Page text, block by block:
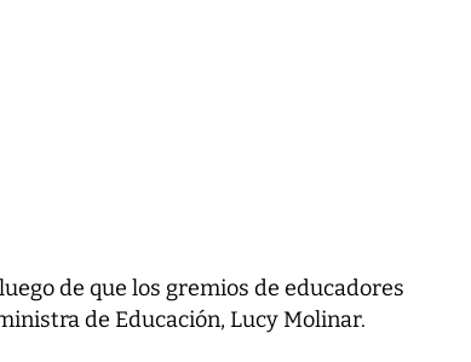
de que los gremios de educadores
de Educación, Lucy Molinar.